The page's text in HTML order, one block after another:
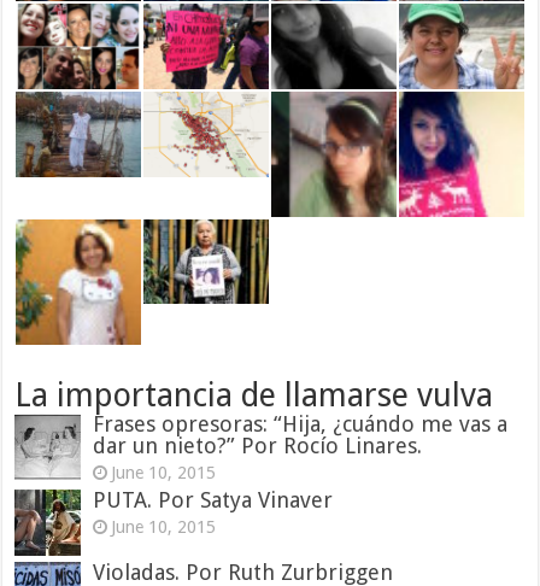
La importancia de llamarse vulva
Frases opresoras: “Hija, ¿cuándo me vas a
dar un nieto?” Por Rocío Linares.
June 10, 2015
PUTA. Por Satya Vinaver
June 10, 2015
Violadas. Por Ruth Zurbriggen